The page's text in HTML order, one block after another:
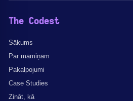
The Codest
Sākums
Par māmiņām
Pakalpojumi
Case Studies
Zināt, kā